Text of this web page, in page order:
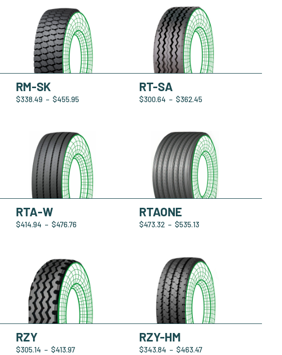
RM-SK
$338.49 – $455.95
RT-SA
$300.64 – $362.45
RTA-W
$414.94 – $476.76
RTAONE
$473.32 – $535.13
RZY
$305.14 – $413.97
RZY-HM
$343.84 – $463.47